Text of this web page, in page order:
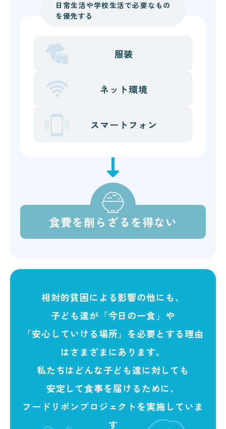
日常生活や学校生活で必要なもの
を優先する
服装
ネット環境
スマートフォン
食費を削らざるを得ない
相対的貧困による影響の他にも、
子ども達が「今日の一食」や
「安心していける場所」を必要とする理由
はさまざまにあります。
私たちはどんな子ども達に対しても
安定して食事を届けるために、
フードリボンプロジェクトを実施していま
す